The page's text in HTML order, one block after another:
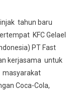
tahun baru
KFC Gelael
PT Fast
kerjasama untuk
masyarakat
Coca-Cola,